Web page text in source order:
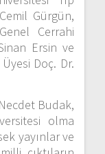
Gürgün,
Cerrahi
Ersin ve
Doç. Dr.
Budak,
olma
yayınlar ve